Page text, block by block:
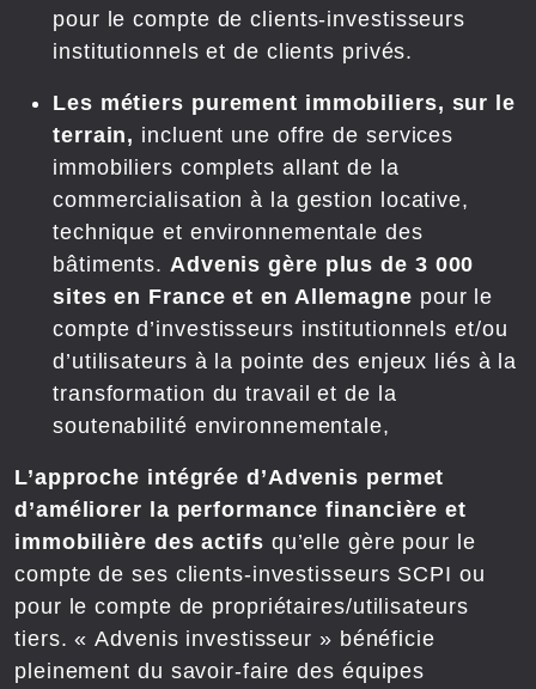
pour le compte de clients-investisseurs
institutionnels et de clients privés.
Les métiers purement immobiliers, sur le
terrain, incluent une offre de services
immobiliers complets allant de la
commercialisation à la gestion locative,
technique et environnementale des
bâtiments. Advenis gère plus de 3 000
sites en France et en Allemagne pour le
compte d’investisseurs institutionnels et/ou
d’utilisateurs à la pointe des enjeux liés à la
transformation du travail et de la
soutenabilité environnementale,
L’approche intégrée d’Advenis permet
d’améliorer la performance financière et
immobilière des actifs qu’elle gère pour le
compte de ses clients-investisseurs SCPI ou
pour le compte de propriétaires/utilisateurs
tiers. « Advenis investisseur » bénéficie
pleinement du savoir-faire des équipes